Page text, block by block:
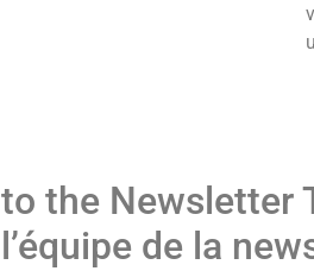
the Newsletter
de la